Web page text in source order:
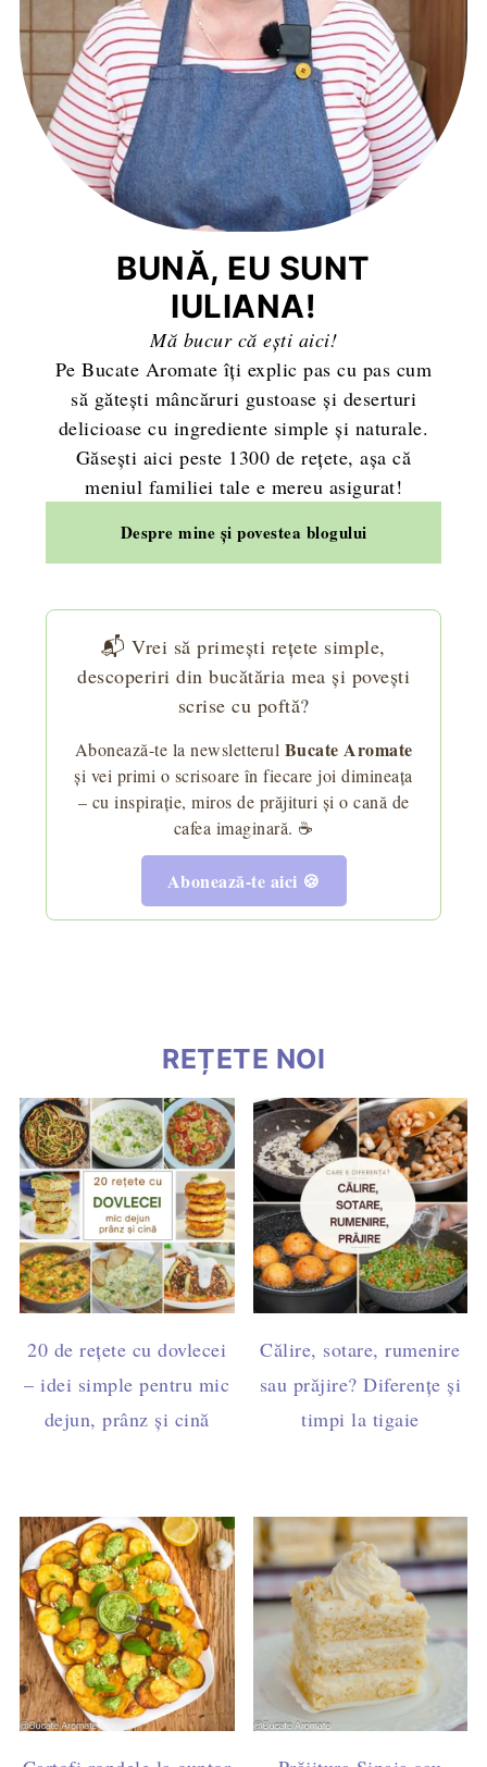
BUNĂ, EU SUNT
IULIANA!
Mă bucur că ești aici!
Pe Bucate Aromate îți explic pas cu pas cum
să gătești mâncăruri gustoase și deserturi
delicioase cu ingrediente simple și naturale.
Găsești aici peste 1300 de rețete, așa că
meniul familiei tale e mereu asigurat!
Despre mine și povestea blogului
📬 Vrei să primești rețete simple,
descoperiri din bucătăria mea și povești
scrise cu poftă?
Abonează-te la newsletterul Bucate Aromate
și vei primi o scrisoare în fiecare joi dimineața
– cu inspirație, miros de prăjituri și o cană de
cafea imaginară. ☕
Abonează-te aici 🍪
REȚETE NOI
20 de rețete cu dovlecei
– idei simple pentru mic
dejun, prânz și cină
Călire, sotare, rumenire
sau prăjire? Diferențe și
timpi la tigaie